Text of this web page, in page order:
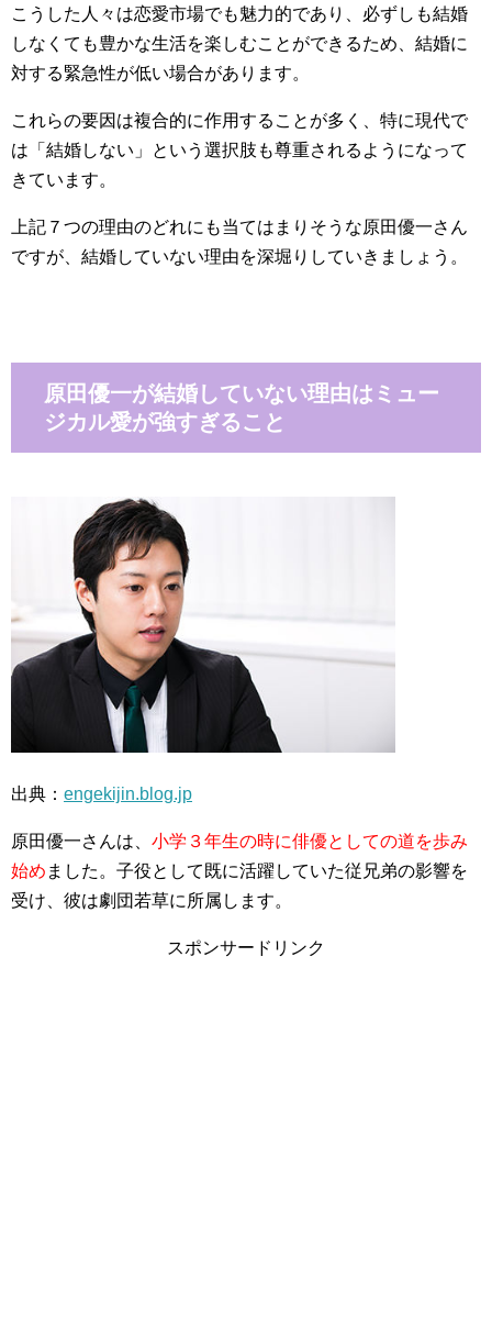
こうした人々は恋愛市場でも魅力的であり、必ずしも結婚
しなくても豊かな生活を楽しむことができるため、結婚に
対する緊急性が低い場合があります。
これらの要因は複合的に作用することが多く、特に現代で
は「結婚しない」という選択肢も尊重されるようになって
きています。
上記７つの理由のどれにも当てはまりそうな原田優一さん
ですが、結婚していない理由を深堀りしていきましょう。
原田優一が結婚していない理由はミュー
ジカル愛が強すぎること
出典： engekijin.blog.jp
原田優一さんは、 小学３年生の時に俳優としての道を歩み
始め ました。子役として既に活躍していた従兄弟の影響を
受け、彼は劇団若草に所属します。
スポンサードリンク